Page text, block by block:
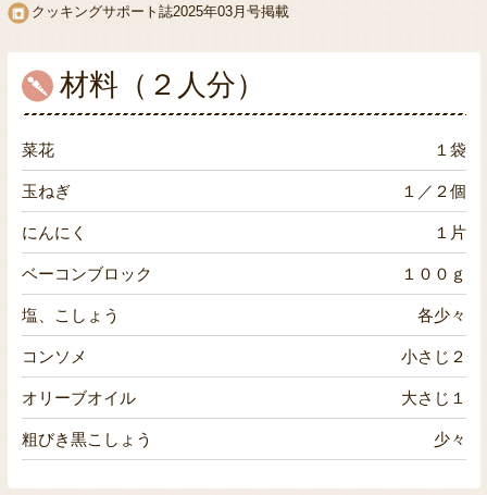
クッキングサポート誌2025年03月号掲載
材料（２人分）
菜花 １袋
玉ねぎ １／２個
にんにく １片
ベーコンブロック １００ｇ
塩、こしょう 各少々
コンソメ 小さじ２
オリーブオイル 大さじ１
粗びき黒こしょう 少々